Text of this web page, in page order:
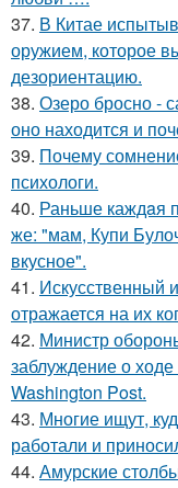
37. В Китае
оружием, которое
дезориентацию.
38. Озеро бросно -
оно находится и
39. Почему
психологи.
40. Раньше каждaя
же: "мам, Купи
вкусное".
41. Искусственный
отражается на их
42. Министр
заблуждение о
Washington Post.
43. Многие ищут,
работали и
44. Амурские